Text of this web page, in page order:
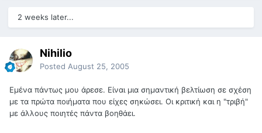
2 weeks later...
Nihilio
Posted August 25, 2005
Εμένα πάντως μου άρεσε. Είναι μια σημαντική βελτίωση σε σχέση
με τα πρώτα ποιήματα που είχες σηκώσει. Οι κριτική και η "τριβή"
με άλλους ποιητές πάντα βοηθάει.